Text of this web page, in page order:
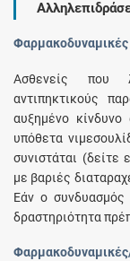
Φαρμακοδυναμικές
Ασθενείς που
αντιπηκτικούς
αυξημένο
υπόθετα
συνιστάται (δείτε
με βαριές
Εάν ο συνδυασμός
δραστηριότητα